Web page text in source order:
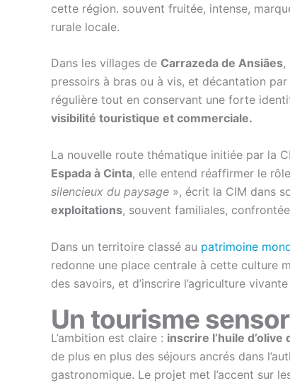
cette région. souvent fruitée, intense,
rurale locale.
Dans les villages de Carrazeda de Ansiães,
pressoirs à bras ou à vis, et décantation
régulière tout en conservant une forte
visibilité touristique et commerciale.
La nouvelle route thématique initiée par la
Espada à Cinta, elle entend réaffirmer le
silencieux du paysage », écrit la CIM dans
exploitations, souvent familiales,
Dans un territoire classé au patrimoine
redonne une place centrale à cette culture
des savoirs, et d’inscrire l’agriculture
Un tourisme
L’ambition est claire : inscrire l’huile
de plus en plus des séjours ancrés dans
gastronomique. Le projet met l’accent sur